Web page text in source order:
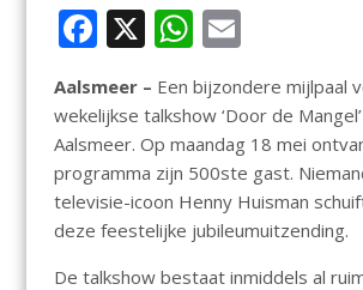
F
e
b
o
o
k
X W
h
at
s
A
p
p
E
m
ai
l
Aalsmeer – Een bijzondere mijlpaal
wekelijkse talkshow ‘Door de
Aalsmeer. Op maandag 18 mei
programma zijn 500ste gast.
televisie-icoon Henny Huisman
deze feestelijke jubileumuitzending.
De talkshow bestaat inmiddels al